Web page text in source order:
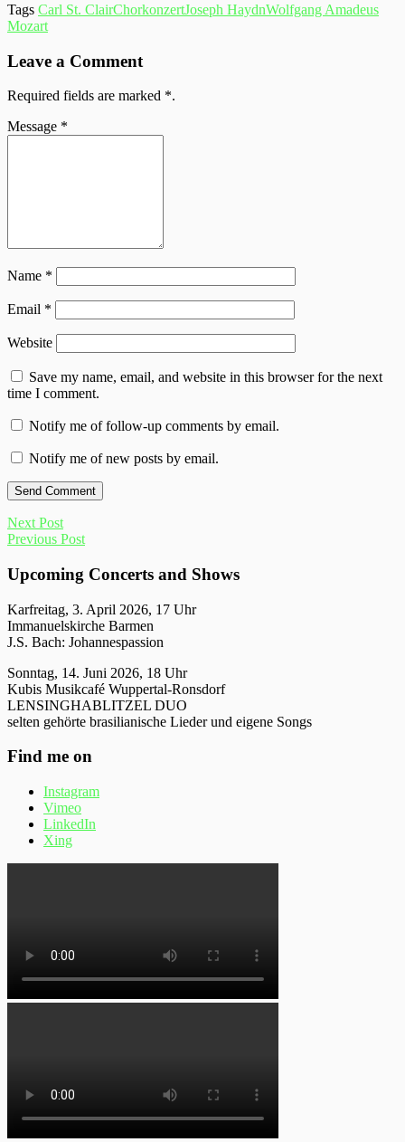
Tags Carl St. ClairChorkonzertJoseph HaydnWolfgang Amadeus
Mozart
Leave a Comment
Required fields are marked *.
Message *
Name *
Email *
Website
Save my name, email, and website in this browser for the next
time I comment.
Notify me of follow-up comments by email.
Notify me of new posts by email.
Next Post
Previous Post
Upcoming Concerts and Shows
Karfreitag, 3. April 2026, 17 Uhr
Immanuelskirche Barmen
J.S. Bach: Johannespassion
Sonntag, 14. Juni 2026, 18 Uhr
Kubis Musikcafé Wuppertal-Ronsdorf
LENSINGHABLITZEL DUO
selten gehörte brasilianische Lieder und eigene Songs
Find me on
Instagram
Vimeo
LinkedIn
Xing